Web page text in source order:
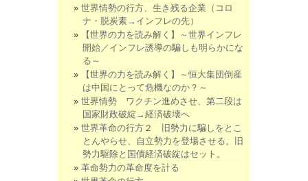
世界情勢の行方、生き残る企業（コロ
ナ・脱炭素→インフレの先）
【世界の力を読み解く】～世界インフレ
開始／インフレ誘導の騙しも明らかにな
る～
【世界の力を読み解く】～恒大集団倒産
は中国にとって危機なのか？～
世界情勢 ワクチン進めさせ、第二段は
国家財政破綻→経済破壊へ
世界革命の行方２ 旧勢力に騙しをとこ
とんやらせ、自立勢力を登場させる。旧
勢力駆除と国債経済破綻はセット。
革命勢力の革命度を計る